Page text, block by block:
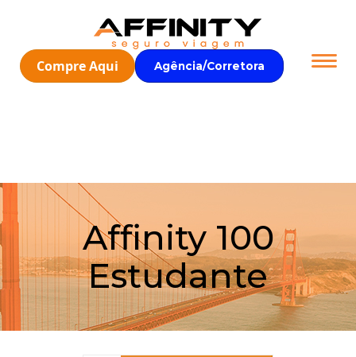
Compre Aqui Agência/Corretora
Affinity 100
Estudante